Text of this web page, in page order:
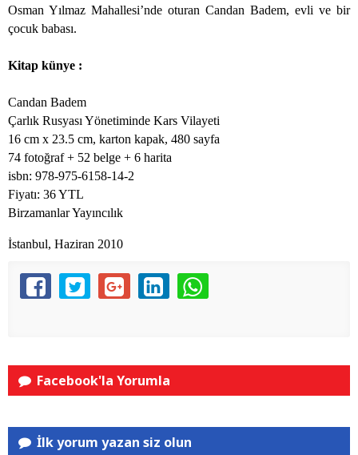
Osman Yılmaz Mahallesi’nde oturan Candan Badem, evli ve bir
çocuk babası.
Kitap künye :
Candan Badem
Çarlık Rusyası Yönetiminde Kars Vilayeti
16 cm x 23.5 cm, karton kapak, 480 sayfa
74 fotoğraf + 52 belge + 6 harita
isbn: 978-975-6158-14-2
Fiyatı: 36 YTL
Birzamanlar Yayıncılık
İstanbul, Haziran 2010
Facebook'la Yorumla
İlk yorum yazan siz olun